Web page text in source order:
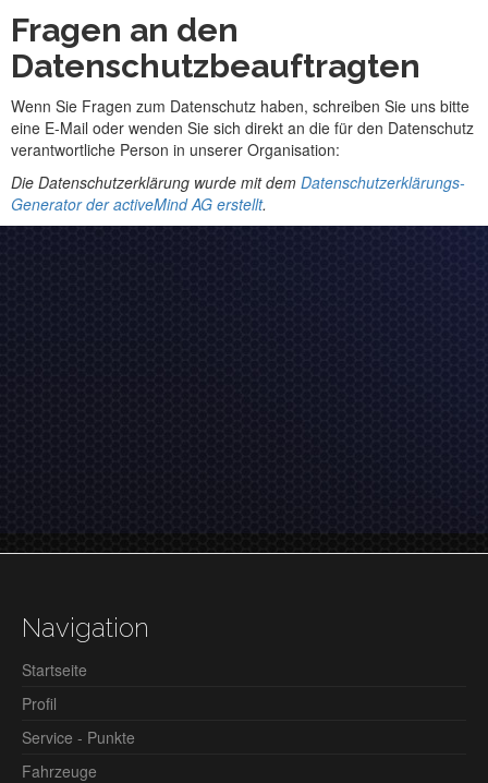
Fragen an den
Datenschutzbeauftragten
Wenn Sie Fragen zum Datenschutz haben, schreiben Sie uns bitte
eine E-Mail oder wenden Sie sich direkt an die für den Datenschutz
verantwortliche Person in unserer Organisation:
Die Datenschutzerklärung wurde mit dem Datenschutzerklärungs-
Generator der activeMind AG erstellt.
Navigation
Startseite
Profil
Service - Punkte
Fahrzeuge